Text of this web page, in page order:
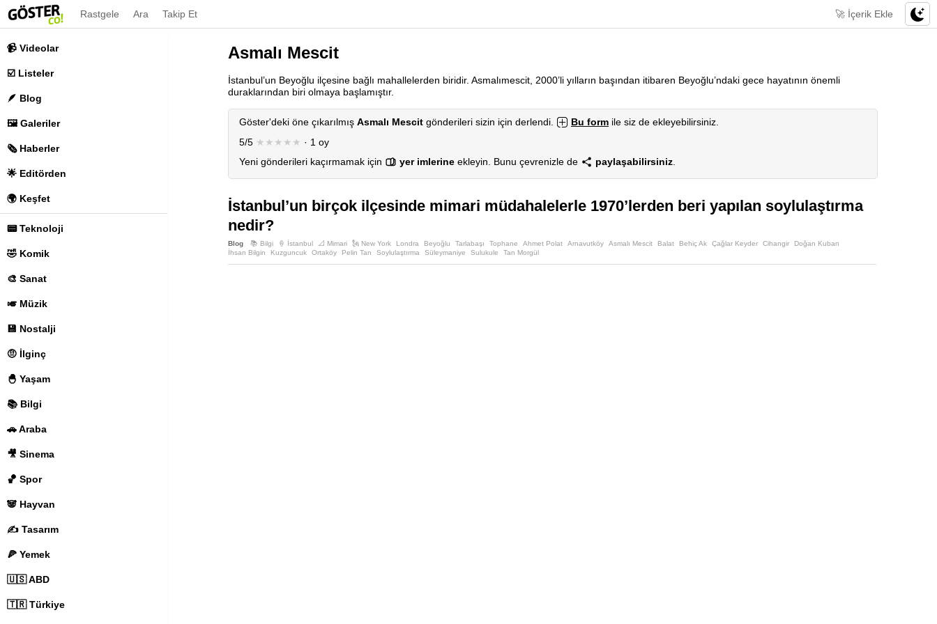
📹 Videolar
☑️ Listeler
🪶 Blog
🖼️ Galeriler
🗞️ Haberler
🌟 Editörden
🌍 Keşfet
📟 Teknoloji
🤣 Komik
🎨 Sanat
🎺 Müzik
💾 Nostalji
🤨 İlginç
🐣 Yaşam
📚 Bilgi
🚗 Araba
🎥 Sinema
🏀 Spor
🐼 Hayvan
✍️ Tasarım
🍕 Yemek
🇺🇸 ABD
🇹🇷 Türkiye
Rastgele Ara Takip Et 🚀 İçerik Ekle
Asmalı Mescit
İstanbul’un Beyoğlu ilçesine bağlı mahallelerden biridir. Asmalımescit, 2000’li yılların başından itibaren Beyoğlu’ndaki gece hayatının önemli
duraklarından biri olmaya başlamıştır.
Göster'deki öne çıkarılmış Asmalı Mescit gönderileri sizin için derlendi. Bu form ile siz de ekleyebilirsiniz.
5/5 ★★★★★ · 1 oy
Yeni gönderileri kaçırmamak için
yer imlerine ekleyin. Bunu çevrenizle de paylaşabilirsiniz
İstanbul’un birçok ilçesinde mimari müdahalelerle 1970’lerden beri yapılan soylulaştırma
nedir?
Blog 📚 Bilgi 🍦 İstanbul 📐 Mimari 🗽 New York Londra Beyoğlu Tarlabaşı Tophane Ahmet Polat Arnavutköy Asmalı Mescit Balat Behiç Ak Çağlar Keyder Cihangir
Doğan Kuban
İhsan Bilgin
Kuzguncuk Ortaköy Pelin Tan Soylulaştırma Süleymaniye Sulukule Tan Morgül